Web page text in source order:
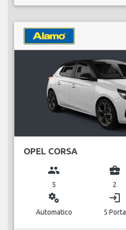
OPEL CORSA
group
5
business_center
2
miscellaneous_services
Automatico
login
5 Porta